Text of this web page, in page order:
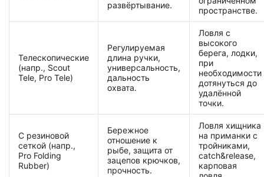
развёртывание.
пространстве.
Телескопические
(напр., Scout
Tele, Pro Tele)
Регулируемая
длина ручки,
универсальность,
дальность
охвата.
Ловля с
высокого
берега, лодки,
при
необходимости
дотянуться до
удалённой
точки.
С резиновой
сеткой (напр.,
Pro Folding
Rubber)
Бережное
отношение к
рыбе, защита от
зацепов крючков,
прочность.
Ловля хищника
на приманки с
тройниками,
catch&release,
карповая